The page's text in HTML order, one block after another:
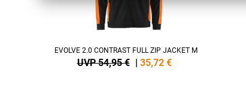
EVOLVE 2.0 CONTRAST FULL ZIP JACKET M
UVP 54,95 € | 35,72 €